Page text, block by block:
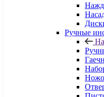
Ручные